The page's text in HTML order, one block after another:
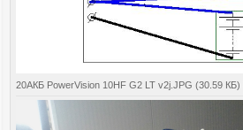
20АКБ PowerVision 10HF G2 LT v2j.JPG (30.59 КБ)